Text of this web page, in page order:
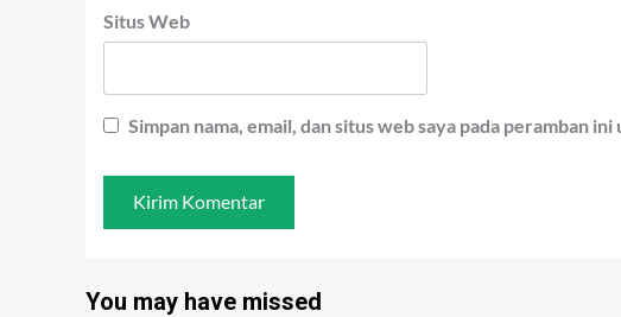
Situs Web
Simpan nama, email, dan situs web saya pada peramban
You may have missed